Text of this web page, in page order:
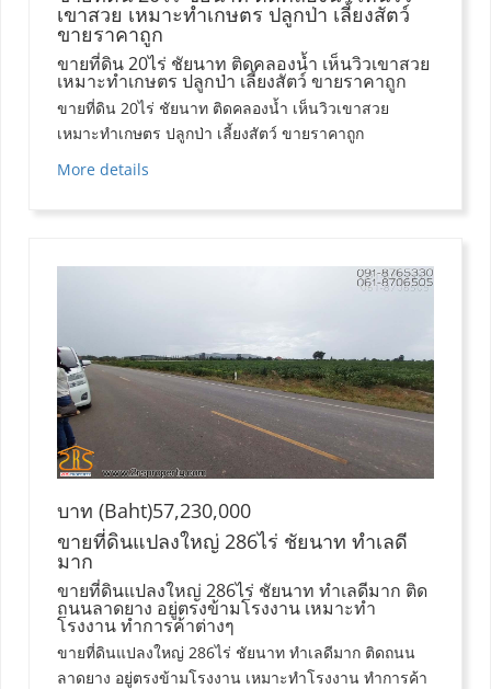
เขาสวย เหมาะทำเกษตร ปลูกป่า เลี้ยงสัตว์
ขายราคาถูก
ขายที่ดิน 20ไร่ ชัยนาท ติดคลองน้ำ เห็นวิวเขาสวย
เหมาะทำเกษตร ปลูกป่า เลี้ยงสัตว์ ขายราคาถูก
ขายที่ดิน 20ไร่ ชัยนาท ติดคลองน้ำ เห็นวิวเขาสวย
เหมาะทำเกษตร ปลูกป่า เลี้ยงสัตว์ ขายราคาถูก
More details
บาท (Baht)57,230,000
ขายที่ดินแปลงใหญ่ 286ไร่ ชัยนาท ทำเลดี
มาก
ขายที่ดินแปลงใหญ่ 286ไร่ ชัยนาท ทำเลดีมาก ติด
ถนนลาดยาง อยู่ตรงข้ามโรงงาน เหมาะทำ
โรงงาน ทำการค้าต่างๆ
ขายที่ดินแปลงใหญ่ 286ไร่ ชัยนาท ทำเลดีมาก ติดถนน
ลาดยาง อยู่ตรงข้ามโรงงาน เหมาะทำโรงงาน ทำการค้า